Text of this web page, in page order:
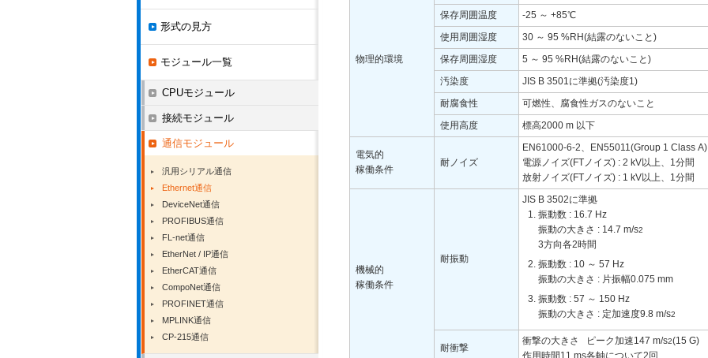
物理的環境
保存周囲温度
-25 ～ +85℃
使用周囲湿度
30 ～ 95 %RH(結露のないこと)
保存周囲湿度
5 ～ 95 %RH(結露のないこと)
汚染度
JIS B 3501に準拠(汚染度1)
耐腐食性
可燃性、腐食性ガスのないこと
使用高度
標高2000 m 以下
電気的
稼働条件
耐ノイズ
EN61000-6-2、EN55011(Group 1 Class
電源ノイズ(FTノイズ) : 2 kV以上、1分間
放射ノイズ(FTノイズ) : 1 kV以上、1分間
機械的
稼働条件
耐振動
JIS B 3502に準拠
振動数 : 16.7 Hz
振動の大きさ : 14.7 m/s2
3方向各2時間
振動数 : 10 ～ 57 Hz
振動の大きさ : 片振幅0.075 mm
振動数 : 57 ～ 150 Hz
振動の大きさ : 定加速度9.8 m/s2
耐衝撃
衝撃の大きさ ピーク加速147 m/s2(15 G)
形式の見方
モジュール一覧
CPUモジュール
接続モジュール
通信モジュール
汎用シリアル通信
Ethernet通信
DeviceNet通信
PROFIBUS通信
FL-net通信
EtherNet / IP通信
EtherCAT通信
CompoNet通信
PROFINET通信
MPLINK通信
CP-215通信